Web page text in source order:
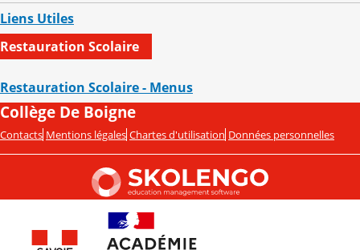
Liens Utiles
Restauration Scolaire
Restauration Scolaire - Menus
Collège De Boigne
Contacts Mentions légales Chartes d'utilisation Données personnelles